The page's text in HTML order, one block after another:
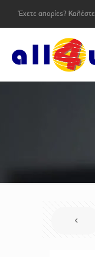
Έχετε απορίες?